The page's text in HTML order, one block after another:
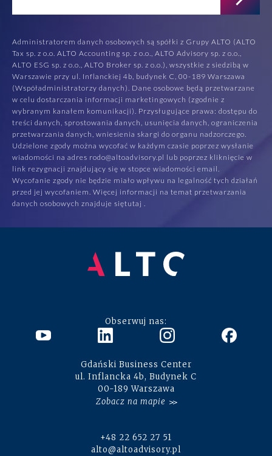
Administratorem danych osobowych są spółki z Grupy ALTO (ALTO
Tax sp. z o.o. ALTO Accounting sp. z o.o., ALTO Advisory sp. z o.o.,
ALTO ESG sp. z o.o., ALTO Broker sp. z o.o.), wszystkie z siedzibą w
Warszawie przy ul. Inflanckiej 4b, budynek C, 00-189 Warszawa
(Współadministratorzy danych). Dane osobowe będą przetwarzane
w celu dostarczania informacji marketingowych (zgodnie z
wybranym kanałem komunikacji). Przysługujące prawa: dostępu do
treści danych, sprostowania danych, usunięcia danych, ograniczenia
przetwarzania danych, wniesienia skargi do organu nadzorczego.
Udzielone zgody można wycofać w każdym czasie poprzez wysłanie
wiadomości na adres rodo@altoadvisory.pl lub poprzez kliknięcie w
link rezygnacji znajdujący się w stopce wiadomości email.
Wycofanie zgody nie będzie miało wpływu na legalność tych działań
przed jej wycofaniem. Więcej informacji na temat przetwarzania
danych osobowych znajduje siętutaj
Obserwuj nas:
Gdański Business Center
ul. Inflancka 4b, Budynek C
00-189 Warszawa
Zobacz na mapie
+48 22 652 27 51
alto@altoadvisory.pl